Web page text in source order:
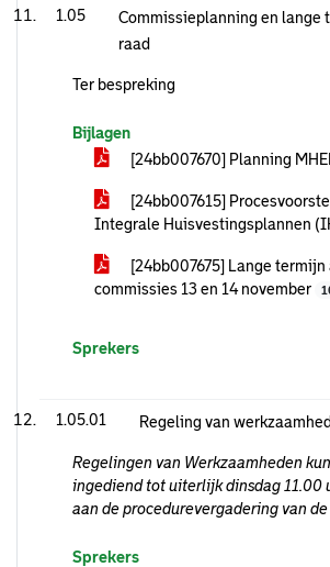
1.05
Commissieplanning en lange
raad
Ter bespreking
Bijlagen
[24bb007670] Planning
[24bb007615]
Integrale Huisvestingsplannen
[24bb007675] Lange
commissies 13 en 14 november
Sprekers
1.05.01 Regeling van
Regelingen van Werkzaamheden
ingediend tot uiterlijk dinsdag 11.00
aan de procedurevergadering van
Sprekers